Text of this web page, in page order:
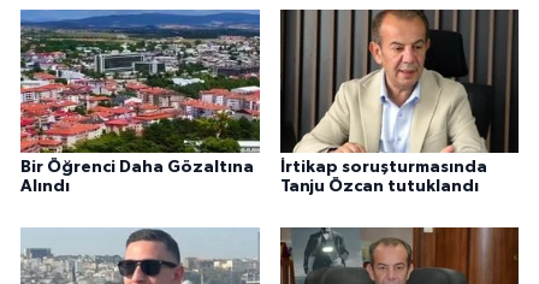
Bir Öğrenci Daha Gözaltına
Alındı
İrtikap soruşturmasında
Tanju Özcan tutuklandı